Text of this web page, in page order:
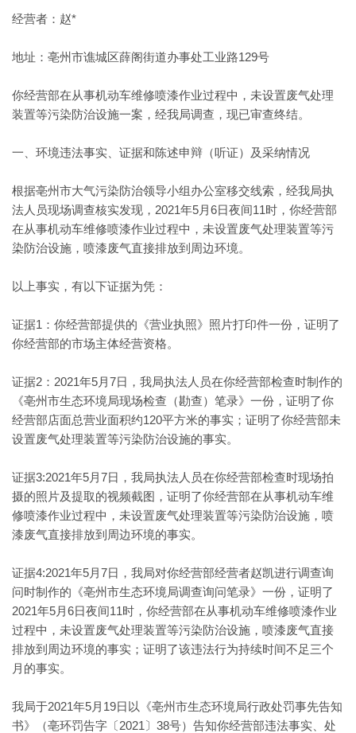
经营者：赵*
地址：亳州市谯城区薛阁街道办事处工业路129号
你经营部在从事机动车维修喷漆作业过程中，未设置废气处理
装置等污染防治设施一案，经我局调查，现已审查终结。
一、环境违法事实、证据和陈述申辩（听证）及采纳情况
根据亳州市大气污染防治领导小组办公室移交线索，经我局执
法人员现场调查核实发现，2021年5月6日夜间11时，你经营部
在从事机动车维修喷漆作业过程中，未设置废气处理装置等污
染防治设施，喷漆废气直接排放到周边环境。
以上事实，有以下证据为凭：
证据1：你经营部提供的《营业执照》照片打印件一份，证明了
你经营部的市场主体经营资格。
证据2：2021年5月7日，我局执法人员在你经营部检查时制作的
《亳州市生态环境局现场检查（勘查）笔录》一份，证明了你
经营部店面总营业面积约120平方米的事实；证明了你经营部未
设置废气处理装置等污染防治设施的事实。
证据3:2021年5月7日，我局执法人员在你经营部检查时现场拍
摄的照片及提取的视频截图，证明了你经营部在从事机动车维
修喷漆作业过程中，未设置废气处理装置等污染防治设施，喷
漆废气直接排放到周边环境的事实。
证据4:2021年5月7日，我局对你经营部经营者赵凯进行调查询
问时制作的《亳州市生态环境局调查询问笔录》一份，证明了
2021年5月6日夜间11时，你经营部在从事机动车维修喷漆作业
过程中，未设置废气处理装置等污染防治设施，喷漆废气直接
排放到周边环境的事实；证明了该违法行为持续时间不足三个
月的事实。
我局于2021年5月19日以《亳州市生态环境局行政处罚事先告知
书》（亳环罚告字〔2021〕38号）告知你经营部违法事实、处